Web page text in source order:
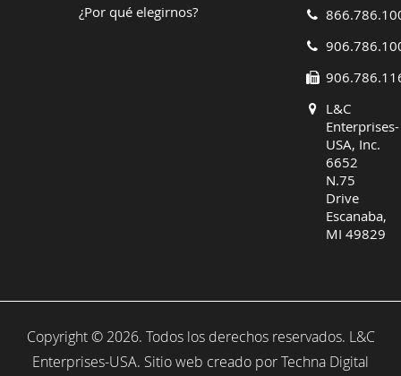
¿Por qué elegirnos?
L&C
Enterprises-
USA, Inc.
6652
N.75
Drive
Escanaba,
MI 49829
Copyright © 2026. Todos los derechos reservados. L&C
Enterprises-USA. Sitio web creado porTechna Digital